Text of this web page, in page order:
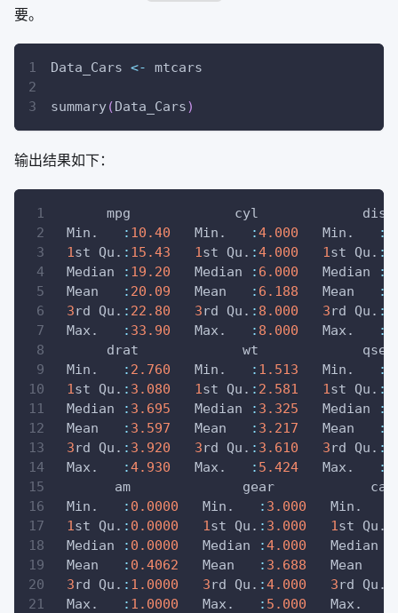
要。
Data_Cars <- mtcars
summary(Data_Cars)
输出结果如下：
mpg             cyl
Min.
: 10.40
   Min.
:4.000
   Min.
:
1st Qu. : 15.43 1st Qu. :4.000 1st Qu. :
Median
: 19.20
   Median
: 6.000
   Median
:
Mean
: 20.09
   Mean
: 6.188
   Mean
:
3rd Qu. : 22.80 3rd Qu. : 8.000 3rd Qu. :
Max.
: 33.90
   Max.
: 8.000
   Max.
:
drat             wt
Min.
: 2.760
   Min.
: 1.513
   Min.
:
1st Qu. : 3.080 1st Qu. : 2.581 1st Qu. :
Median
: 3.695
   Median
: 3.325
   Median
:
Mean
: 3.597
   Mean
: 3.217
   Mean
:
3rd Qu. : 3.920 3rd Qu. : 3.610 3rd Qu. :
Max.
:4.930
   Max.
: 5.424
   Max.
:
am              gear
Min.
: 0.0000
   Min.
: 3.000
   Min.
1st Qu. : 0.0000 1st Qu. : 3.000 1st Qu.
Median
: 0.0000
   Median
:4.000
   Median
Mean
: 0.4062
   Mean
: 3.688
   Mean
3rd Qu. : 1.0000 3rd Qu. :4.000 3rd Qu.
Max.
: 1.0000
   Max.
: 5.000
   Max.